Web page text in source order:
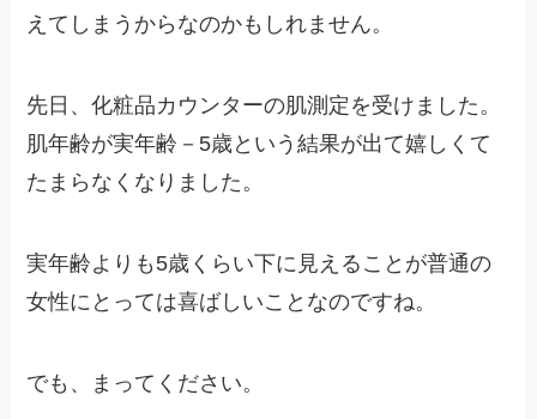
えてしまうからなのかもしれません。
先日、化粧品カウンターの肌測定を受けました。
肌年齢が実年齢－5歳という結果が出て嬉しくて
たまらなくなりました。
実年齢よりも5歳くらい下に見えることが普通の
女性にとっては喜ばしいことなのですね。
でも、まってください。